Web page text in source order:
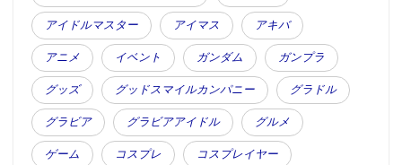
・【グラドル】22歳・長澤茉里奈の女児服
コスプレが「リアル過ぎる」「これは神」
と話題に
・【コスプレ】長澤茉里奈、似鳥沙也加、
くろねこ、桃月なしこ、川崎あや…前例な
き豪華すぎる「同人イベント」開催へ
アイドルマスター アイマス アキバ
アニメ イベント ガンダム ガンプラ
グッズ グッドスマイルカンパニー グラドル
グラビア グラビアアイドル グルメ
ゲーム コスプレ コスプレイヤー